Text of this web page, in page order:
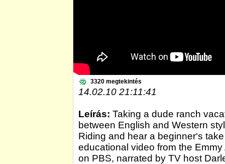
3320 megtekintés
14.02.10 21:11:41
Leírás: Taking a dude ranch
between English and Western
Riding and hear a beginner‘s
educational video from the
on PBS, narrated by TV host